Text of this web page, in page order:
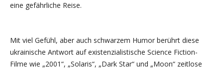
eine gefährliche Reise.
Mit viel Gefühl, aber auch schwarzem Humor berührt diese
ukrainische Antwort auf existenzialistische Science Fiction-
Filme wie „2001“, „Solaris“, „Dark Star“ und „Moon“ zeitlose